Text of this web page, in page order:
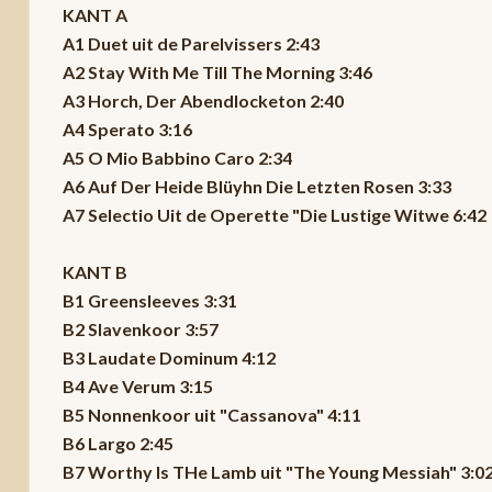
KANT A
A1 Duet uit de Parelvissers 2:43
A2 Stay With Me Till The Morning 3:46
A3 Horch, Der Abendlocketon 2:40
A4 Sperato 3:16
A5 O Mio Babbino Caro 2:34
A6 Auf Der Heide Blüyhn Die Letzten Rosen 3:33
A7 Selectio Uit de Operette "Die Lustige Witwe 6:42
KANT B
B1 Greensleeves 3:31
B2 Slavenkoor 3:57
B3 Laudate Dominum 4:12
B4 Ave Verum 3:15
B5 Nonnenkoor uit "Cassanova" 4:11
B6 Largo 2:45
B7 Worthy Is THe Lamb uit "The Young Messiah"